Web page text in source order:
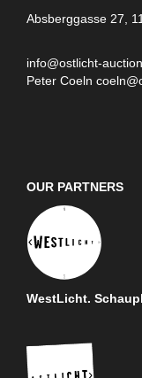
Absberggasse 27,
info@ostlicht-
Peter Coeln
OUR PARTNERS
WestLicht.